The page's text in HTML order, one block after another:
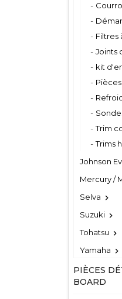
Filtres
Joints
kit
Trim
Trims
Johnson
Mercury /
Selva 
Suzuki 
Tohatsu 
Yamaha 
PIÈCES
BOARD